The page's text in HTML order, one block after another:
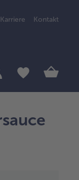
Karriere Kontakt